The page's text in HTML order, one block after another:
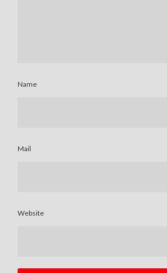
Name
Mail
Website